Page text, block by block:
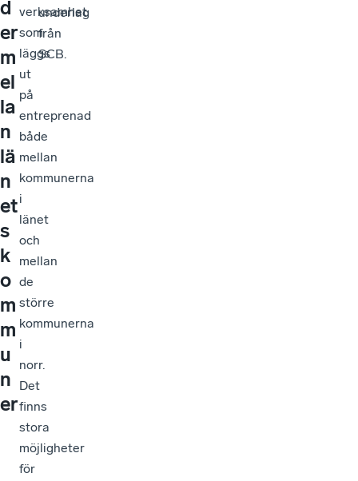
d
er
m
el
la
n
lä
n
et
s
k
o
m
m
u
n
er
verksamhet
som
läggs
ut
på
entreprenad
både
mellan
kommunerna
i
länet
och
mellan
de
större
kommunerna
i
norr.
Det
finns
stora
möjligheter
för
underlag
från
SCB.